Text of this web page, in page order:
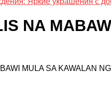
NA
MULA SA KAWALAN